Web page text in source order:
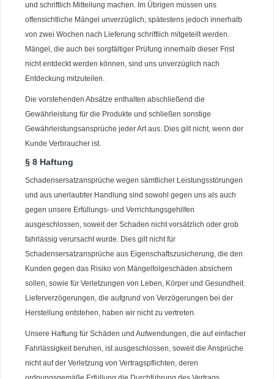
und schriftlich Mitteilung machen. Im Übrigen müssen uns
offensichtliche Mängel unverzüglich, spätestens jedoch innerhalb
von zwei Wochen nach Lieferung schriftlich mitgeteilt werden.
Mängel, die auch bei sorgfältiger Prüfung innerhalb dieser Frist
nicht entdeckt werden können, sind uns unverzüglich nach
Entdeckung mitzuteilen.
Die vorstehenden Absätze enthalten abschließend die
Gewährleistung für die Produkte und schließen sonstige
Gewährleistungsansprüche jeder Art aus. Dies gilt nicht, wenn der
Kunde Verbraucher ist.
§ 8 Haftung
Schadensersatzansprüche wegen sämtlicher Leistungsstörungen
und aus unerlaubter Handlung sind sowohl gegen uns als auch
gegen unsere Erfüllungs- und Verrichtungsgehilfen
ausgeschlossen, soweit der Schaden nicht vorsätzlich oder grob
fahrlässig verursacht wurde. Dies gilt nicht für
Schadensersatzansprüche aus Eigenschaftszusicherung, die den
Kunden gegen das Risiko von Mängelfolgeschäden absichern
sollen, sowie für Verletzungen von Leben, Körper und Gesundheit.
Lieferverzögerungen, die aufgrund von Verzögerungen bei der
Herstellung entstehen, haben wir nicht zu vertreten.
Unsere Haftung für Schäden und Aufwendungen, die auf einfacher
Fahrlässigkeit beruhen, ist ausgeschlossen, soweit die Ansprüche
nicht auf der Verletzung von Vertragspflichten, deren